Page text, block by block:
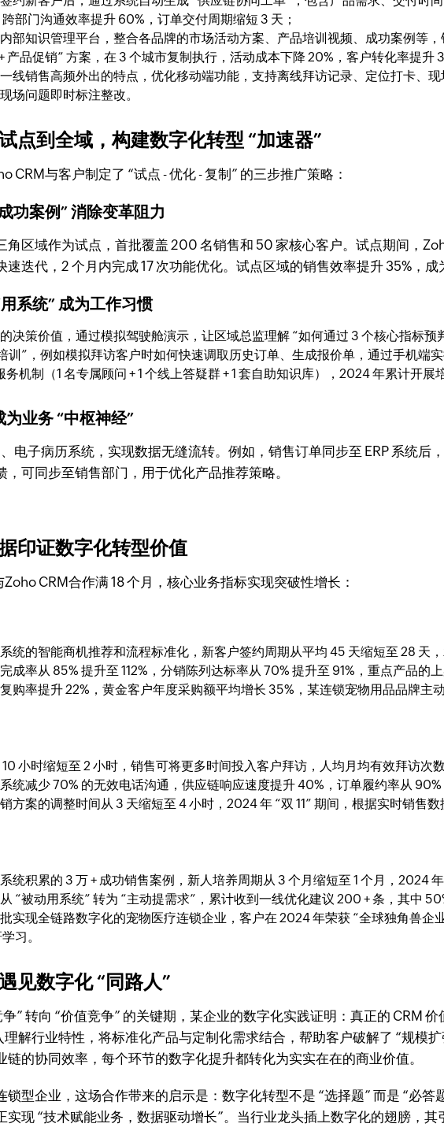
部门沟通效率提升 60%，订单交付周期缩短 3 天；
内部知识管理平台，整合各品牌的市场活动方案、产品培训视频、成功案例等
产品促销” 方案，在 3 个城市复制执行，活动成本下降 20%，客户转化率提升
一线销售高频外出的特点，优化移动端功能，支持离线拜访记录、定位打卡、
场问题即时标注整改。
点到全域，构建数字化转型 “加速器”
CRM与客户制定了 “试点 - 优化 - 复制” 的三步推广策略：
功案例” 消除变革阻力
角区域作为试点，首批覆盖 200 名销售和 50 家核心客户。试点期间，
迭代，2 个月内完成 17 次功能优化。试点区域的销售效率提升 35%，成
系统” 成为工作习惯
决策价值，通过模拟驾驶舱演示，让区域总监理解 “如何通过 3 个核心指标预
训”，例如模拟拜访客户时如何快速调取历史订单、生成报价单，通过手机端
服务机制（1 名专属顾问 + 1 个线上答疑群 + 1 套自助知识库），2024 年累计开
业务 “中枢神经”
电子病历系统，实现数据无缝流转。例如，销售订单同步至 ERP 系统
可同步至销售部门，用于优化产品推荐策略。
印证数字化转型价值
CRM合作满 18 个月，核心业务指标实现突破性增长：
系统的智能商机推荐和流程标准化，新客户签约周期从平均 45 天缩短至 28 天
成率从 85% 提升至 112%，分销陈列达标率从 70% 提升至 91%，重点产品的
复购率提升 22%，黄金客户年度采购额平均增长 35%，某连锁宠物用品品牌主
10 小时缩短至 2 小时，销售可将更多时间投入客户拜访，人均月均有效拜访次
统减少 70% 的无效电话沟通，供应链响应速度提升 40%，订单履约率从 90%
销方案的调整时间从 3 天缩短至 4 小时，2024 年 “双 11” 期间，根据实时销售
系统积累的 3 万 + 成功销售案例，新人培养周期从 3 个月缩短至 1 个月，2024
从 “被动用系统” 转为 “主动提需求”，累计收到一线优化建议 200 + 条，其中
批实现全链路数字化的宠物医疗连锁企业，客户在 2024 年荣获 “全球独角兽
习。
见数字化 “同路人”
” 转向 “价值竞争” 的关键期，某企业的数字化实践证明：真正的 CRM
理解行业特性，将标准化产品与定制化需求结合，帮助客户破解了 “规模
链的协同效率，每个环节的数字化提升都转化为实实在在的商业价值。
锁型企业，这场合作带来的启示是：数字化转型不是 “选择题” 而是 “必
现 “技术赋能业务，数据驱动增长”。当行业龙头插上数字化的翅膀，